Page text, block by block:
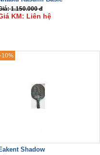
1.150.000 đ
KM: Liên hệ
-10%
Shadow